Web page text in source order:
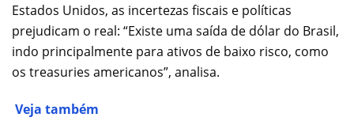
Estados Unidos, as incertezas fiscais e políticas
prejudicam o real: “Existe uma saída de dólar do Brasil,
indo principalmente para ativos de baixo risco, como
os treasuries americanos”, analisa.
Veja também